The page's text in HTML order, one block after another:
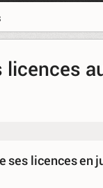
licences
ses licences en